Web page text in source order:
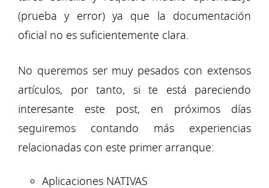
(prueba y error) ya que la documentación
oficial no es suficientemente clara.
No queremos ser muy pesados con extensos
artículos, por tanto, si te está pareciendo
interesante este post, en próximos días
seguiremos contando más experiencias
relacionadas con este primer arranque:
Aplicaciones NATIVAS